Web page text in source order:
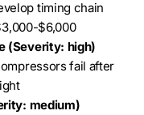
timing chain
$6,000
(Severity: high)
fail after
medium)